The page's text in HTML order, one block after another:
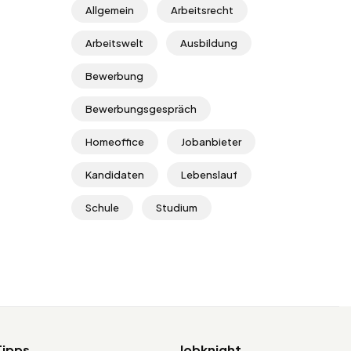
Allgemein Arbeitsrecht
Arbeitswelt Ausbildung
Bewerbung
Bewerbungsgespräch
Homeoffice Jobanbieter
Kandidaten Lebenslauf
Schule Studium